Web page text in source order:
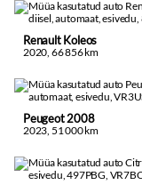
Renault Koleos
2020, 66 856 km
Peugeot 2008
2023, 51 000 km